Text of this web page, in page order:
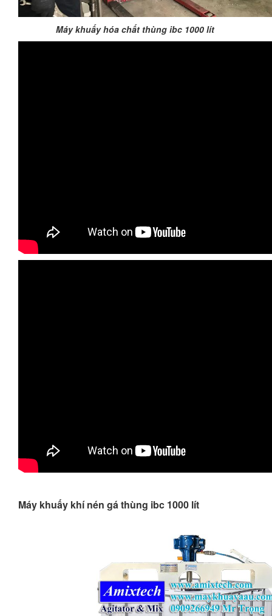
Máy khuấy hóa chất thùng ibc 1000 lít
Máy khuấy khí nén gá thùng ibc 1000 lít